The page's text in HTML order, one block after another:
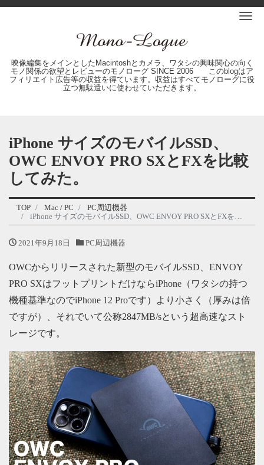
映像編集をメインとしたMacintoshとカメラ、ワタシの興味関心の向く
モノ関係の欲望とレビューのモノローグ SINCE 2006 このblogはア
フィリエイト広告等の収益を得ています。収益はすべてモノローグに役
立つ無駄遣いに使わせていただきます。
iPhone サイズのモバイルSSD、
OWC ENVOY PRO SXとFXを比較
してみた。
TOP Mac / PC
PC周辺機器
iPhone サイズのモバイルSSD、OWC ENVOY PRO SXとFXを比較してみた。
2021年9月18日 PC周辺機器
OWCからリリースされた新型のモバイルSSD、ENVOY
PRO SXはフットプリントだけならiPhone（ワタシの持つ
機種基準なのでiPhone 12 Proです）より小さく（厚みは倍
ですが）、それでいて公称2847MB/sという超高速なスト
レージです。